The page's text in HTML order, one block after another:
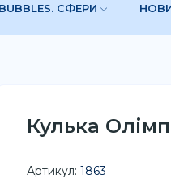
BUBBLES. СФЕРИ
Кулька
Артикул: 1863